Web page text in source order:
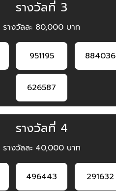
รางวัลที่ 3
รางวัลละ 80,000 บาท
951195 884036
626587
รางวัลที่ 4
รางวัลละ 40,000 บาท
496443 291632